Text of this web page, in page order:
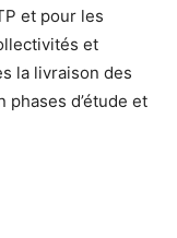
et pour les
et
la livraison des
d’étude et